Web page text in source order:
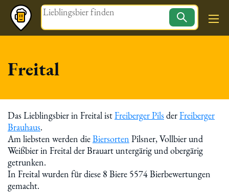
Magazin
Freital
Das Lieblingsbier in Freital istFreiberger PilsderFreiberger
Brauhaus.
Am liebsten werden dieBiersorten Pilsner, Vollbier und
Weißbier in Freital der Brauart untergärig und obergärig
getrunken.
In Freital wurden für diese 8 Biere 5574 Bierbewertungen
gemacht.